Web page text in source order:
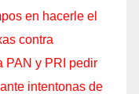
en hacerle el
contra
PAN y PRI pedir
intentonas de